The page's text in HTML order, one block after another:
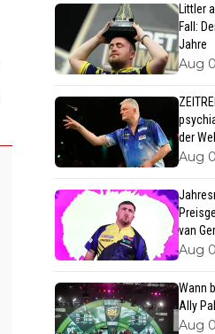
Littler
Fall:
Jahre
Aug
der
Aug
van
Aug
Wann
Ally
Aug